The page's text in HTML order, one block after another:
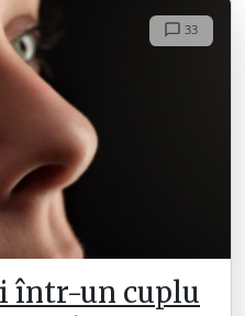
33
într-un cuplu